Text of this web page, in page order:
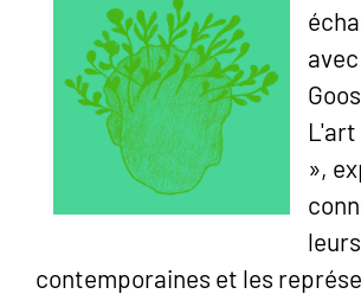
»,
contemporaines et les